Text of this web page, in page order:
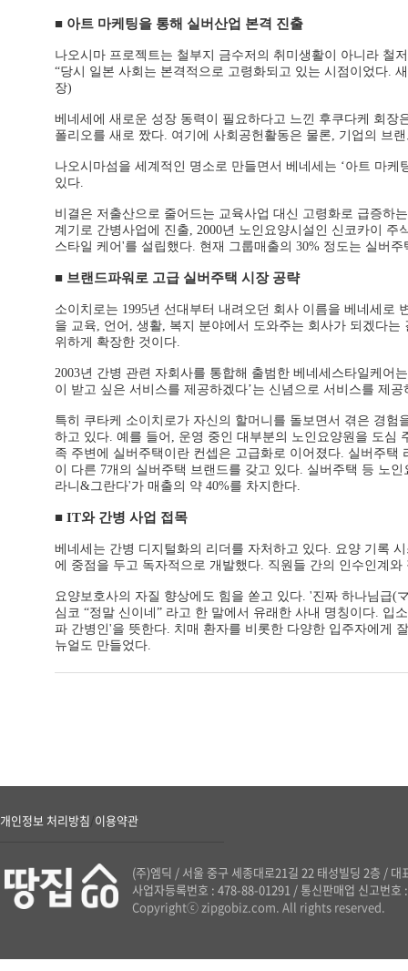
■ 아트 마케팅을 통해 실버산업 본격 진출
나오시마 프로젝트는 철부지 금수저의 취미생활이 아니라 철
“당시 일본 사회는 본격적으로 고령화되고 있는 시점이었다.
장)
베네세에 새로운 성장 동력이 필요하다고 느낀 후쿠다케 회
폴리오를 새로 짰다. 여기에 사회공헌활동은 물론, 기업의 브
나오시마섬을 세계적인 명소로 만들면서 베네세는 ‘아트 마
있다.
비결은 저출산으로 줄어드는 교육사업 대신 고령화로 급증하
계기로 간병사업에 진출, 2000년 노인요양시설인 신코카이
스타일 케어'를 설립했다. 현재 그룹매출의 30% 정도는 실버
■ 브랜드파워로 고급 실버주택 시장 공략
소이치로는 1995년 선대부터 내려오던 회사 이름을 베네세로
을 교육, 언어, 생활, 복지 분야에서 도와주는 회사가 되겠다
위하게 확장한 것이다.
2003년 간병 관련 자회사를 통합해 출범한 베네세스타일케어
이 받고 싶은 서비스를 제공하겠다’는 신념으로 서비스를 제공
특히 쿠타케 소이치로가 자신의 할머니를 돌보면서 겪은 경
하고 있다. 예를 들어, 운영 중인 대부분의 노인요양원을 도심
족 주변에 실버주택이란 컨셉은 고급화로 이어졌다. 실버주
이 다른 7개의 실버주택 브랜드를 갖고 있다. 실버주택 등 노
라니&그란다'가 매출의 약 40%를 차지한다.
■ IT와 간병 사업 접목
베네세는 간병 디지털화의 리더를 자처하고 있다. 요양 기록
에 중점을 두고 독자적으로 개발했다. 직원들 간의 인수인계
요양보호사의 자질 향상에도 힘을 쏟고 있다. '진짜 하나님급(
심코 “정말 신이네” 라고 한 말에서 유래한 사내 명칭이다.
파 간병인'을 뜻한다. 치매 환자를 비롯한 다양한 입주자에게
뉴얼도 만들었다.
(주)엠딕 / 서울 중구 세종대로21길 22 태성빌딩 2층 / 대
사업자등록번호 : 478-88-01291 /통신판매업 신고번
Copyrightⓒ zipgobiz.com. All rights reserved.
개인정보 처리방침/이용약관